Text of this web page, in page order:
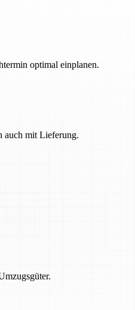
optimal einplanen.
auch mit Lieferung.